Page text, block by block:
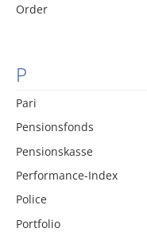
Order
P
Pari
Pensionsfonds
Pensionskasse
Performance-Index
Police
Portfolio